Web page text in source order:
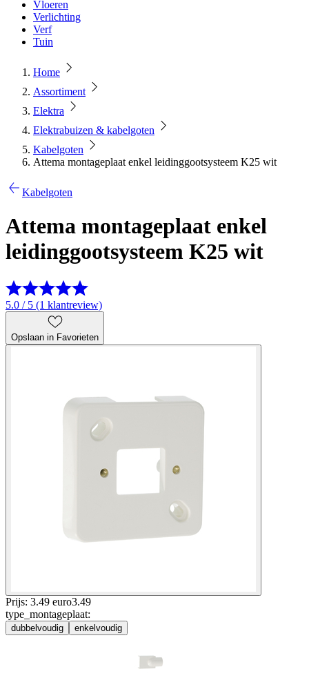
Vloeren
Verlichting
Verf
Tuin
Home
Assortiment
Elektra
Elektrabuizen & kabelgoten
Kabelgoten
Attema montageplaat enkel leidinggootsysteem K25 wit
Kabelgoten
Attema montageplaat enkel
leidinggootsysteem K25 wit
5.0 / 5 (1 klantreview)
Opslaan in Favorieten
Prijs: 3.49 euro3.49
type_montageplaat:
dubbelvoudig enkelvoudig